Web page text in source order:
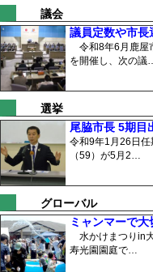
議会
議員定数や市
令和8年6月鹿屋
を開催し、次の議
選挙
尾脇市長 5期
令和9年1月26日
（59）が5月2…
グローバル
ミャンマーで
水かけまつりin
寿光園園庭で…